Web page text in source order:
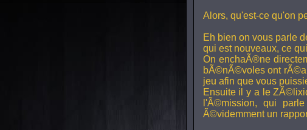
Alors, qu'est-ce qu'on
Eh bien on vous parle
qui est nouveaux, ce
On enchaÃ®ne
bÃ©nÃ©voles ont
jeu afin que vous
Ensuite il y a le
l'Ã©mission, qui
Ã©videmment un